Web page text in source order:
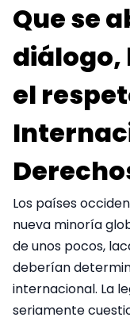
Que se
diálogo,
el
Los países
nueva minoría
de unos pocos,
deberían
internacional. La
seriamente